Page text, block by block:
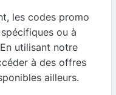
les codes promo
ou à
utilisant notre
à des offres
ailleurs.